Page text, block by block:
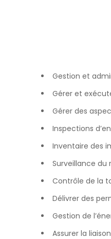
Gestion et
Gérer et
Gérer des
Inspections
Inventaire des
Surveillance
Contrôle de la
Délivrer des
Gestion de
Assurer la